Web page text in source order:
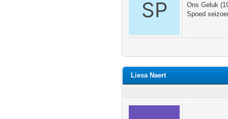
Ons Geluk
Spoed
Liesa Naert